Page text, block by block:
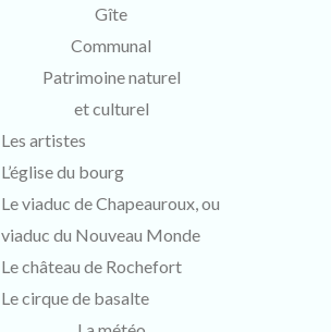
Gîte
Communal
Patrimoine naturel
et culturel
Les artistes
L’église du bourg
Le viaduc de Chapeauroux, ou
viaduc du Nouveau Monde
Le château de Rochefort
Le cirque de basalte